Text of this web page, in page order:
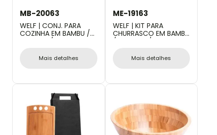
MB-20063
WELF | CONJ. PARA
COZINHA EM BAMBU /
MADEIRA / INOX
Mais detalhes
ME-19163
WELF | KIT PARA
CHURRASCO EM BAMBU
/ MADEIRA / INOX COM
Mais detalhes